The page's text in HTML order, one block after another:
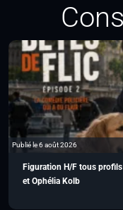
Publié le 6 août 2026
Figuration H/F tous
et Ophélia Kolb